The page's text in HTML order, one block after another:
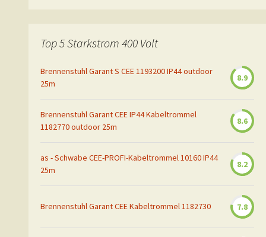
Top 5 Starkstrom 400 Volt
Brennenstuhl Garant S CEE 1193200 IP44 outdoor
25m
8.9
Brennenstuhl Garant CEE IP44 Kabeltrommel
1182770 outdoor 25m
8.6
as - Schwabe CEE-PROFI-Kabeltrommel 10160 IP44
25m
8.2
Brennenstuhl Garant CEE Kabeltrommel 1182730 7.8